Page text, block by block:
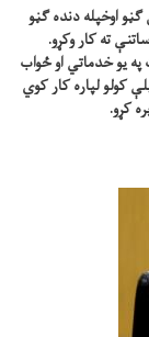
اوخپله دنده ګڼو
ته کار وکړو.
یو خدماتي او ځواب
کولو لپاره کار کوي
کړو.